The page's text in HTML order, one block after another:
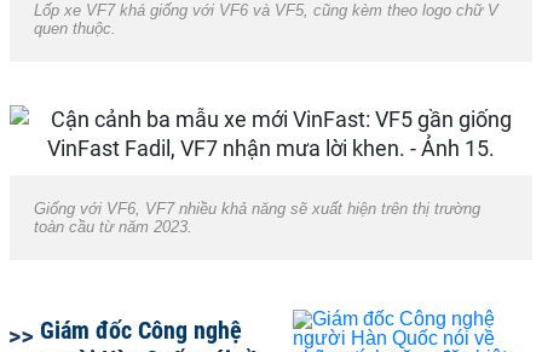
Lốp xe VF7 khá giống với VF6 và VF5, cũng kèm theo logo chữ V
quen thuộc.
Giống với VF6, VF7 nhiều khả năng sẽ xuất hiện trên thị trường
toàn cầu từ năm 2023.
Giám đốc Công nghệ